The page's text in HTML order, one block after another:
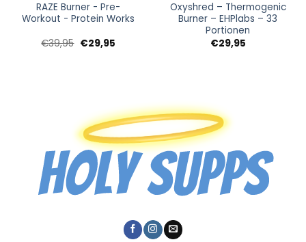
RAZE Burner - Pre-
Workout - Protein Works
€39,95 Ursprünglicher
Preis
€29,95Aktueller
Oxyshred – Thermogenic
Burner – EHPlabs – 33
Portionen
€29,95